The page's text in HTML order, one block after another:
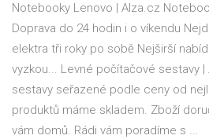
Notebooky Lenovo | Alza.cz
Doprava do 24 hodin i o víkendu
elektra tři roky po sobě Nejširší
vyzkou... Levné počítačové sestavy |
sestavy seřazené podle ceny od
produktů máme skladem. Zboží
vám domů. Rádi vám poradíme s ...